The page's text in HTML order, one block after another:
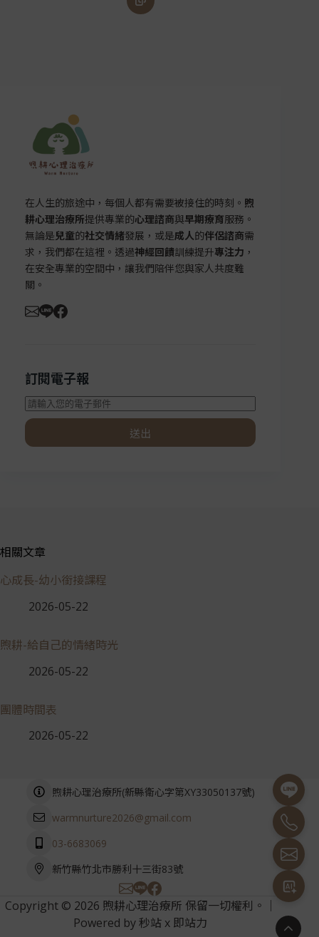
在人生的旅途中，每個人都有需要被接住的時刻。 煦
耕心理治療所提供專業的心理諮商與早期療育服務。
無論是兒童的社交情緒發展，或是成人的伴侶諮商需
求，我們都在這裡。透過神經回饋訓練提升專注力 ，
在安全專業的空間中，讓我們陪伴您與家人共度難
關。
訂閱電子報
送出
相關文章
心成長-幼小銜接課程
2026-05-22
煦耕-給自己的情緒時光
2026-05-22
團體時間表
2026-05-22
煦耕心理治療所(新縣衛心字第XY33050137號)
warmnurture2026@gmail.com
03-6683069
新竹縣竹北市勝利十三街83號
Copyright © 2026 煦耕心理治療所 保留一切權利。｜
Powered by秒站 x 即站力